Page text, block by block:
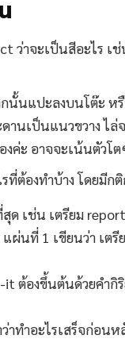
ว่าจะเป็นสีอะไร เ
นั้นแปะลงบนโต๊ะ
านเป็นแนวขวาง ไ
ค่ะ อาจจะเน้นตัวโต
ที่ต้องทำบ้าง โดยมี
ด เช่น เตรียม
ผ่นที่ 1 เขียนว่า เต
it ต้องขึ้นต้นด้วยคำ
ว่าทำอะไรเสร็จก่อ